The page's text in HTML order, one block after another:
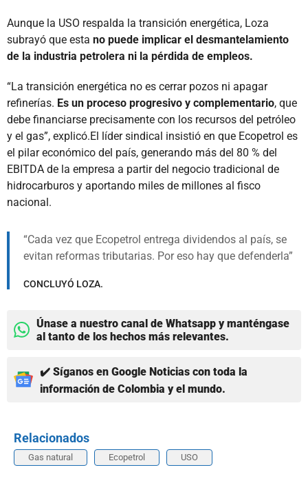
Aunque la USO respalda la transición energética, Loza
subrayó que esta no puede implicar el desmantelamiento
de la industria petrolera ni la pérdida de empleos.
“La transición energética no es cerrar pozos ni apagar
refinerías. Es un proceso progresivo y complementario, que
debe financiarse precisamente con los recursos del petróleo
y el gas”, explicó.El líder sindical insistió en que Ecopetrol es
el pilar económico del país, generando más del 80 % del
EBITDA de la empresa a partir del negocio tradicional de
hidrocarburos y aportando miles de millones al fisco
nacional.
Cada vez que Ecopetrol entrega dividendos al país, se
evitan reformas tributarias. Por eso hay que defenderla
CONCLUYÓ LOZA.
Únase a nuestro canal de Whatsapp y manténgase
al tanto de los hechos más relevantes.
✔️ Síganos en Google Noticias con toda la
información de Colombia y el mundo.
Relacionados
Gas natural Ecopetrol USO